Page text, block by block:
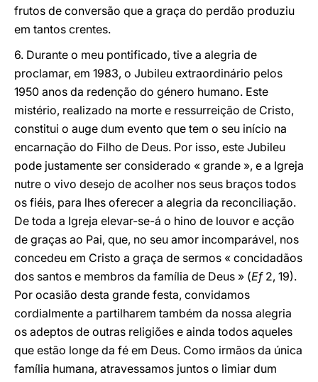
frutos de conversão que a graça do perdão produziu
em tantos crentes.
6. Durante o meu pontificado, tive a alegria de
proclamar, em 1983, o Jubileu extraordinário pelos
1950 anos da redenção do género humano. Este
mistério, realizado na morte e ressurreição de Cristo,
constitui o auge dum evento que tem o seu início na
encarnação do Filho de Deus. Por isso, este Jubileu
pode justamente ser considerado « grande », e a Igreja
nutre o vivo desejo de acolher nos seus braços todos
os fiéis, para lhes oferecer a alegria da reconciliação.
De toda a Igreja elevar-se-á o hino de louvor e acção
de graças ao Pai, que, no seu amor incomparável, nos
concedeu em Cristo a graça de sermos « concidadãos
dos santos e membros da família de Deus » (Ef2, 19).
Por ocasião desta grande festa, convidamos
cordialmente a partilharem também da nossa alegria
os adeptos de outras religiões e ainda todos aqueles
que estão longe da fé em Deus. Como irmãos da única
família humana, atravessamos juntos o limiar dum